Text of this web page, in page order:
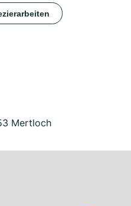
Mertloch